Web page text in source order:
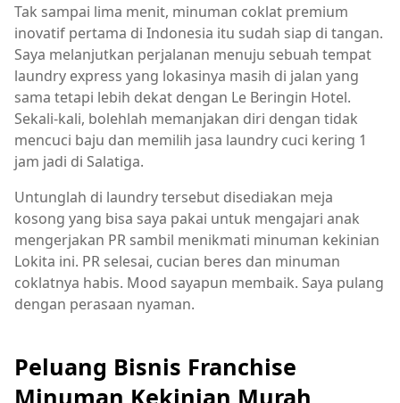
Tak sampai lima menit, minuman coklat premium
inovatif pertama di Indonesia itu sudah siap di tangan.
Saya melanjutkan perjalanan menuju sebuah tempat
laundry express yang lokasinya masih di jalan yang
sama tetapi lebih dekat dengan Le Beringin Hotel.
Sekali-kali, bolehlah memanjakan diri dengan tidak
mencuci baju dan memilih jasa laundry cuci kering 1
jam jadi di Salatiga.
Untunglah di laundry tersebut disediakan meja
kosong yang bisa saya pakai untuk mengajari anak
mengerjakan PR sambil menikmati minuman kekinian
Lokita ini. PR selesai, cucian beres dan minuman
coklatnya habis. Mood sayapun membaik. Saya pulang
dengan perasaan nyaman.
Peluang Bisnis Franchise
Minuman Kekinian Murah